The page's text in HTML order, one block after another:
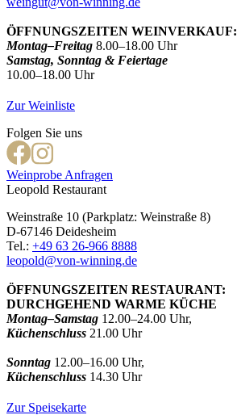
ÖFFNUNGSZEITEN WEINVERKAUF:
Montag–Freitag 8.00–18.00 Uhr
Samstag, Sonntag & Feiertage
10.00–18.00 Uhr
Zur Weinliste
Folgen Sie uns
Weinprobe Anfragen
Leopold Restaurant
Weinstraße 10 (Parkplatz: Weinstraße 8)
D-67146 Deidesheim
Tel.: +49 63 26-966 8888
leopold@von-winning.de
ÖFFNUNGSZEITEN RESTAURANT:
DURCHGEHEND WARME KÜCHE
Montag–Samstag 12.00–24.00 Uhr,
Küchenschluss 21.00 Uhr
Sonntag 12.00–16.00 Uhr,
Küchenschluss 14.30 Uhr
Zur Speisekarte